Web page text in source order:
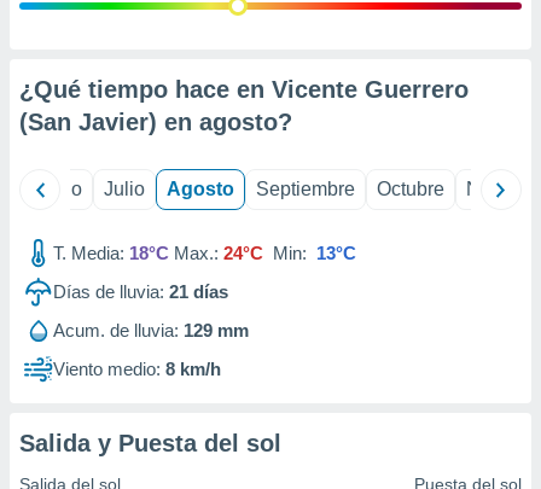
e
mediante
publicidad
de
1199
¿Qué tiempo hace en Vicente Guerrero
(San Javier) en agosto?
Junio Julio Agosto Septiembre Octubre
T. Media: 18°C Max.: 24°C Min: 13°C
Días de lluvia: 21 días
Acum. de lluvia: 129 mm
Viento medio: 8 km/h
Salida y Puesta del sol
Salida del sol Puesta del sol